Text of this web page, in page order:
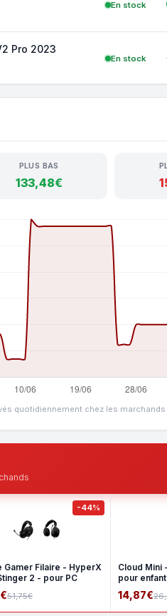
En stock
Pro 2023
En stock
PLUS BAS
133,48€
quotidiennement chez les
-44%
Gamer Filaire - HyperX
2 - pour PC
51,75€
Cloud Mini
pour
14,87€